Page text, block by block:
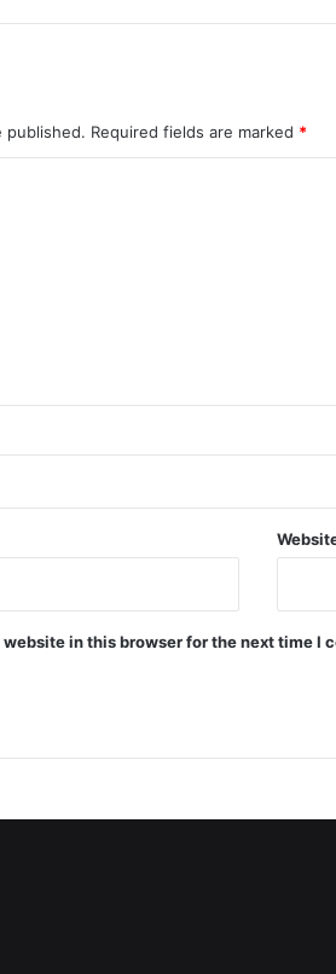
published. Required fields are marked *
in this browser for the next time I